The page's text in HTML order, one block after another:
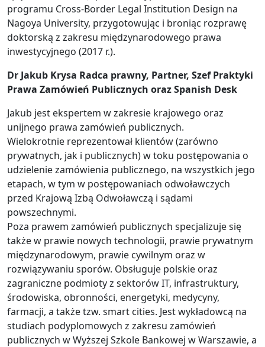
programu Cross-Border Legal Institution Design na
Nagoya University, przygotowując i broniąc rozprawę
doktorską z zakresu międzynarodowego prawa
inwestycyjnego (2017 r.).
Dr Jakub Krysa Radca prawny, Partner, Szef Praktyki
Prawa Zamówień Publicznych oraz Spanish Desk
Jakub jest ekspertem w zakresie krajowego oraz
unijnego prawa zamówień publicznych.
Wielokrotnie reprezentował klientów (zarówno
prywatnych, jak i publicznych) w toku postępowania o
udzielenie zamówienia publicznego, na wszystkich jego
etapach, w tym w postępowaniach odwoławczych
przed Krajową Izbą Odwoławczą i sądami
powszechnymi.
Poza prawem zamówień publicznych specjalizuje się
także w prawie nowych technologii, prawie prywatnym
międzynarodowym, prawie cywilnym oraz w
rozwiązywaniu sporów. Obsługuje polskie oraz
zagraniczne podmioty z sektorów IT, infrastruktury,
środowiska, obronności, energetyki, medycyny,
farmacji, a także tzw. smart cities. Jest wykładowcą na
studiach podyplomowych z zakresu zamówień
publicznych w Wyższej Szkole Bankowej w Warszawie, a